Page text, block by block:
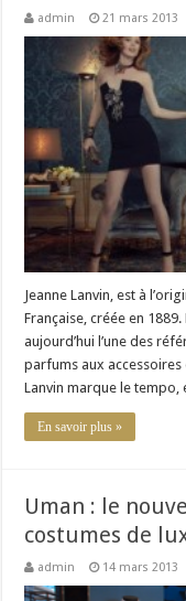
admin 21 mars 2013
Jeanne Lanvin, est à
Française, créée en
aujourd’hui l’une des
parfums aux
Lanvin marque le tempo,
En savoir plus »
Uman : le
costumes de
admin 14 mars 2013